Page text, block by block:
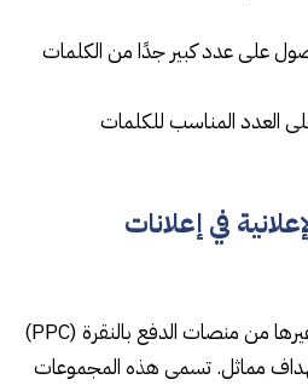
على عدد كبير جدًا من الكلمات
العدد المناسب للكلمات
في إعلانات
تتيح لك إعلانات Google وغيرها من منصات الدفع بالنقرة (PPC)
مماثل. تسمى هذه المجموعات